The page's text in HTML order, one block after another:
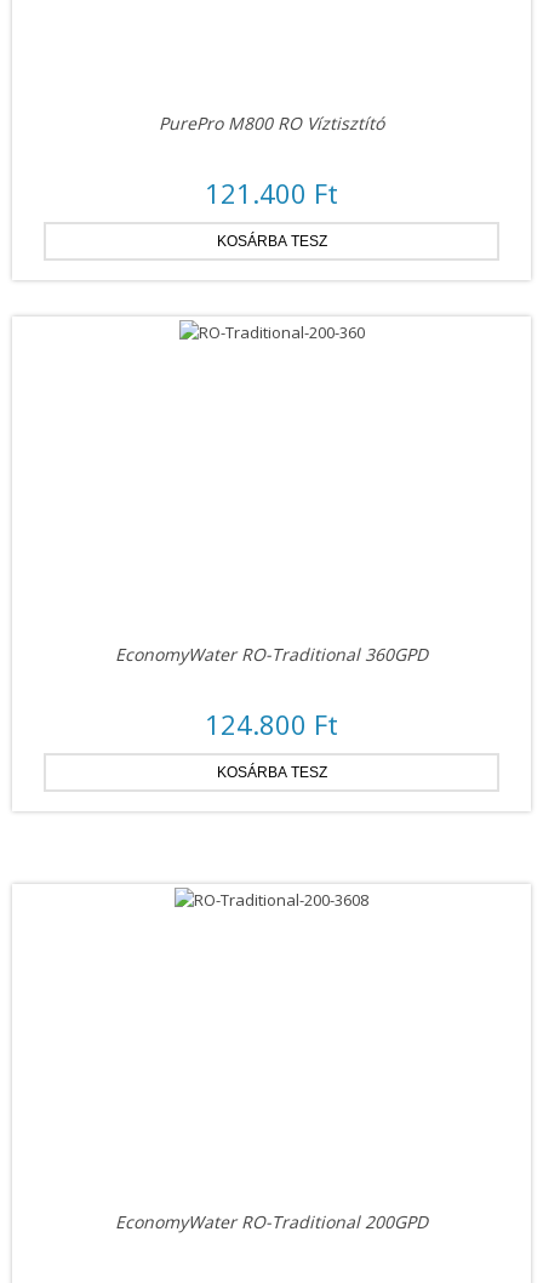
PurePro M800 RO Víztisztító
121.400 Ft
EconomyWater RO-Traditional 360GPD
124.800 Ft
EconomyWater RO-Traditional 200GPD